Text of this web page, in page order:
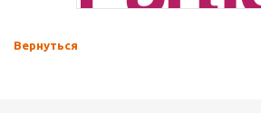
Вернуться